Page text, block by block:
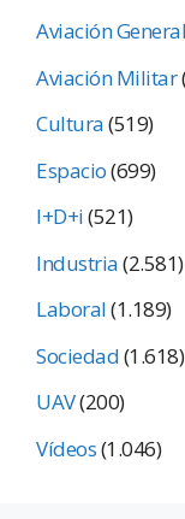
Aviación General
Aviación Militar
Cultura(519)
Espacio(699)
I+D+i(521)
Industria(2.581)
Laboral(1.189)
Sociedad(1.618)
UAV(200)
Vídeos(1.046)